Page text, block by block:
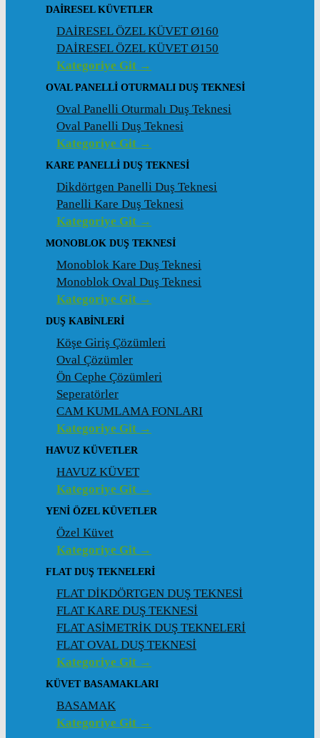
DAIRESEL KÜVETLER
DAİRESEL ÖZEL KÜVET Ø160
DAİRESEL ÖZEL KÜVET Ø150
Kategoriye Git →
OVAL PANELLI OTURMALI DUŞ TEKNESI
Oval Panelli Oturmalı Duş Teknesi
Oval Panelli Duş Teknesi
Kategoriye Git →
KARE PANELLI DUŞ TEKNESI
Dikdörtgen Panelli Duş Teknesi
Panelli Kare Duş Teknesi
Kategoriye Git →
MONOBLOK DUŞ TEKNESI
Monoblok Kare Duş Teknesi
Monoblok Oval Duş Teknesi
Kategoriye Git →
DUŞ KABINLERI
Köşe Giriş Çözümleri
Oval Çözümler
Ön Cephe Çözümleri
Seperatörler
CAM KUMLAMA FONLARI
Kategoriye Git →
HAVUZ KÜVETLER
HAVUZ KÜVET
Kategoriye Git →
YENI ÖZEL KÜVETLER
Özel Küvet
Kategoriye Git →
FLAT DUŞ TEKNELERI
FLAT DİKDÖRTGEN DUŞ TEKNESİ
FLAT KARE DUŞ TEKNESİ
FLAT ASİMETRİK DUŞ TEKNELERİ
FLAT OVAL DUŞ TEKNESİ
Kategoriye Git →
KÜVET BASAMAKLARI
BASAMAK
Kategoriye Git →